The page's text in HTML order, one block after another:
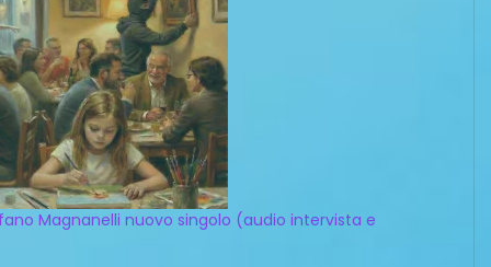
Magnanelli nuovo singolo (audio intervista e